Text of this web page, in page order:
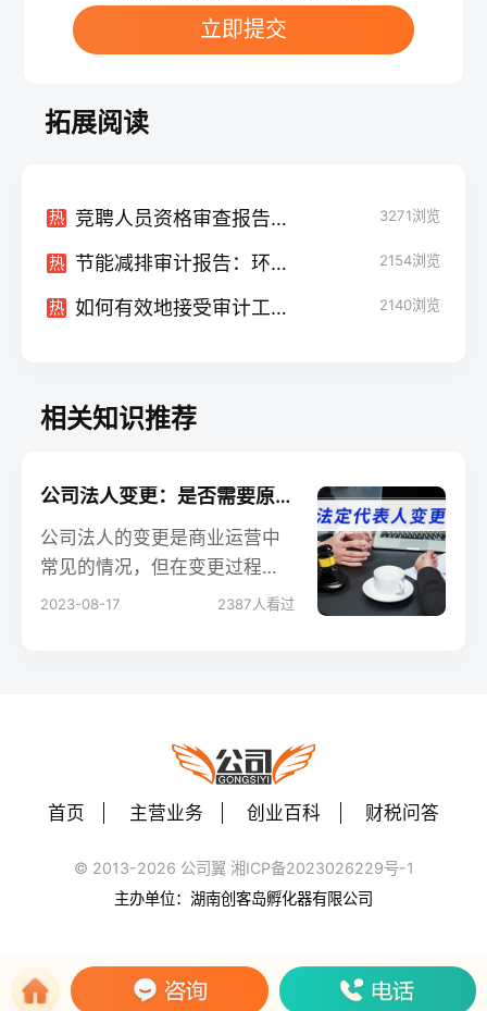
立即提交
拓展阅读
热 竞聘人员资格审查报告：关键步骤及重要性解析 3271浏览
热 节能减排审计报告：环保的督导者与引领者 2154浏览
热 如何有效地接受审计工作汇报：理解、评估与行动 2140浏览
相关知识推荐
公司法人变更：是否需要原法人亲自到场？
公司法人的变更是商业运营中
常见的情况，但在变更过程
中，是否需要原法人亲自到场
2023-08-17 2387人看过
首页 主营业务 创业百科 财税问答
© 2013-2026 公司翼 湘ICP备2023026229号-1
主办单位：湖南创客岛孵化器有限公司